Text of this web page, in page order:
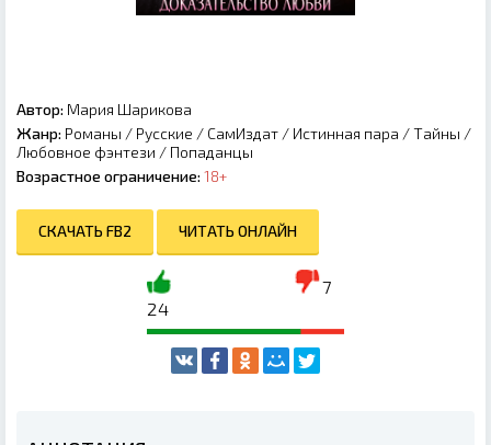
Автор: Мария Шарикова
Жанр: Романы / Русские / СамИздат / Истинная пара /Тайны /
Любовное фэнтези / Попаданцы
Возрастное ограничение: 18+
СКАЧАТЬ FB2 ЧИТАТЬ ОНЛАЙН
24
7